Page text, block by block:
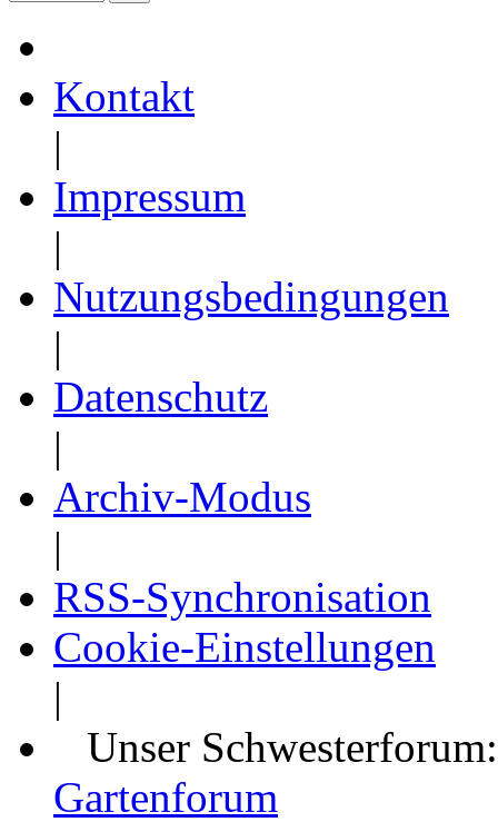
Kontakt
|
Impressum
|
Nutzungsbedingungen
|
Datenschutz
|
Archiv-Modus
|
RSS-Synchronisation
Cookie-Einstellungen
|
Unser
Gartenforum